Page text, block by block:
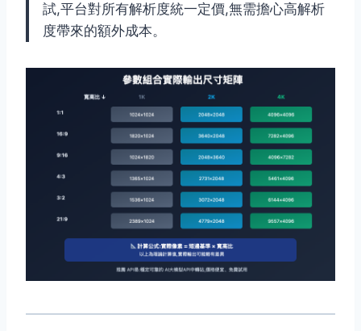
試,平台對所有解析度統一定價,無需擔心高解析
度帶來的額外成本。